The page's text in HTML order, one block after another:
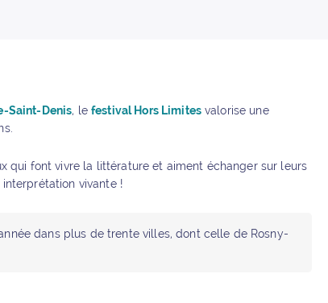
Saint-Denis, le festival Hors Limitesvalorise une
qui font vivre la littérature et aiment échanger sur leurs
interprétation vivante !
dans plus de trente villes, dont celle de Rosny-